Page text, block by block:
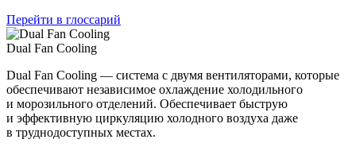
Перейти в глоссарий
Dual Fan Cooling
Dual Fan Cooling — система с двумя вентиляторами, которые
обеспечивают независимое охлаждение холодильного
и морозильного отделений. Обеспечивает быструю
и эффективную циркуляцию холодного воздуха даже
в труднодоступных местах.